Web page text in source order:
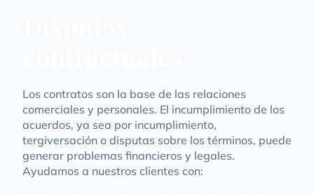
Los contratos son la base de las relaciones
comerciales y personales. El incumplimiento de los
acuerdos, ya sea por incumplimiento,
tergiversación o disputas sobre los términos, puede
generar problemas financieros y legales.
Ayudamos a nuestros clientes con: